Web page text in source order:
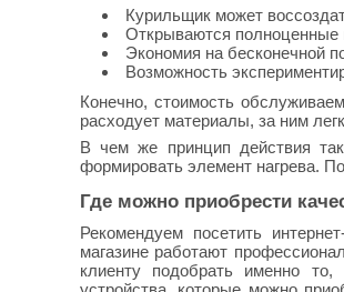
Курильщик может
Открываются
Экономия на бесконечной
Возможность
Конечно, стоимость
расходует материалы, за ним
В чем же принцип действия
формировать элемент нагрева.
Где можно приобрести
Рекомендуем посетить
магазине работают
клиенту подобрать именно то,